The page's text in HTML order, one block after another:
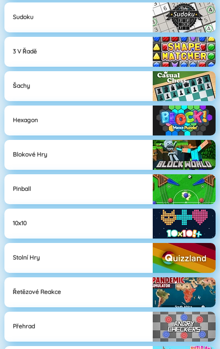
Sudoku
3 V Řadě
Šachy
Hexagon
Blokové Hry
Pinball
10x10
Stolní Hry
Řetězové Reakce
Přehrad